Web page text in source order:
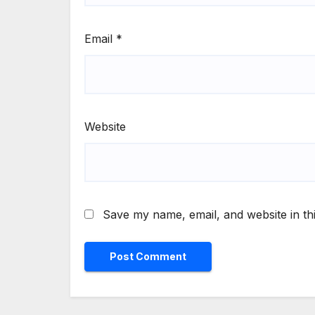
Email *
Website
Save my name, email, and website in